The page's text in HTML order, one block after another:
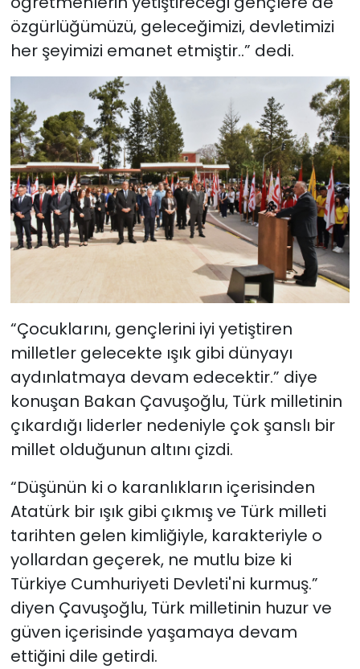
özgürlüğümüzü, geleceğimizi, devletimizi
her şeyimizi emanet etmiştir..” dedi.
“Çocuklarını, gençlerini iyi yetiştiren
milletler gelecekte ışık gibi dünyayı
aydınlatmaya devam edecektir.” diye
konuşan Bakan Çavuşoğlu, Türk milletinin
çıkardığı liderler nedeniyle çok şanslı bir
millet olduğunun altını çizdi.
“Düşünün ki o karanlıkların içerisinden
Atatürk bir ışık gibi çıkmış ve Türk milleti
tarihten gelen kimliğiyle, karakteriyle o
yollardan geçerek, ne mutlu bize ki
Türkiye Cumhuriyeti Devleti'ni kurmuş.”
diyen Çavuşoğlu, Türk milletinin huzur ve
güven içerisinde yaşamaya devam
ettiğini dile getirdi.